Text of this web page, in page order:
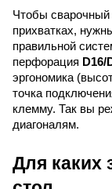
Чтобы сварочный
прихватках,
правильной
перфорация D16/
эргономика
точка
клемму. Так вы
диагоналям.
Для каких